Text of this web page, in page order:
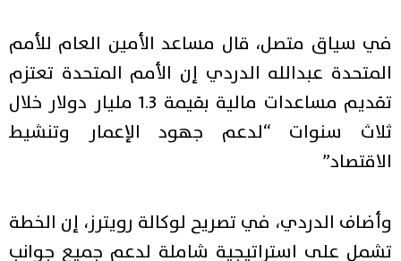
في سياق متصل، قال مساعد الأمين العام للأمم
المتحدة عبدالله الدردي إن الأمم المتحدة تعتزم
تقديم مساعدات مالية بقيمة 1.3 مليار دولار خلال
ثلاث سنوات “لدعم جهود الإعمار وتنشيط
الاقتصاد”
وأضاف الدردي، في تصريح لوكالة رويترز، إن الخطة
تشمل على استراتيجية شاملة لدعم جميع جوانب